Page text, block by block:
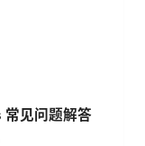
见问题解答